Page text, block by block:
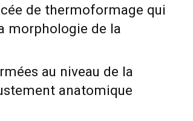
de thermoformage qui
morphologie de la
au niveau de la
anatomique